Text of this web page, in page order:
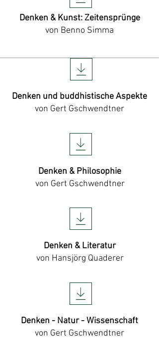
Denken & Kunst: Zeitensprünge
von Benno Simma
Denken und buddhistische Aspekte
von Gert Gschwendtner
Denken & Philosophie
von Gert Gschwendtner
Denken & Literatur
von Hansjörg Quaderer
Denken - Natur - Wissenschaft
von Gert Gschwendtner